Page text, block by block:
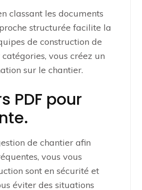
classant les documents
structurée facilite la
de construction de
vous créez un
sur le chantier.
PDF pour
de chantier afin
vous vous
sont en sécurité et
éviter des situations